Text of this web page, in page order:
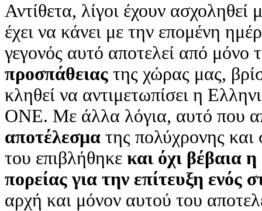
Αντίθετα, λίγοι έχουν
έχει να κάνει με την επομένη
γεγονός αυτό αποτελεί από μόνο
προσπάθειας της χώρας μας,
κληθεί να αντιμετωπίσει η
ΟΝΕ. Με άλλα λόγια, αυτό που
αποτέλεσμα της πολύχρονης
του επιβλήθηκε και όχι βέβαια
πορείας για την επίτευξη ενός
αρχή και μόνον αυτού του